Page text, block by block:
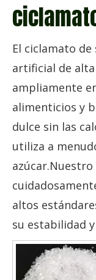
El ciclamato
artificial de
ampliamente
alimenticios y
dulce sin las
utiliza a
altos
su estabilidad